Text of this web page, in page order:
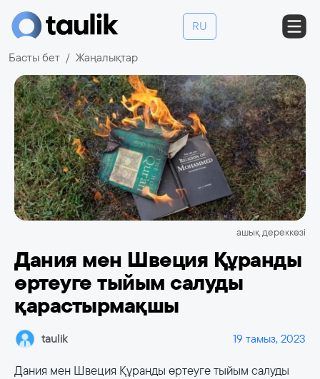
RU
Басты бет Жаңалықтар
ашық дереккөзі
Дания мен Швеция Құранды
өртеуге тыйым салуды
қарастырмақшы
taulik 19 тамыз, 2023
Дания мен Швеция Құранды өртеуге тыйым салуды